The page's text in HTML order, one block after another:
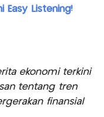
Easy Listening!
ekonomi terkini
tentang tren
finansial